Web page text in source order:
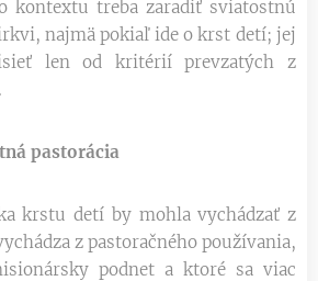
kontextu treba zaradiť sviatostnú
najmä pokiaľ ide o krst detí; jej
len od kritérií prevzatých z
pastorácia
krstu detí by mohla vychádzať z
z pastoračného používania,
podnet a ktoré sa viac